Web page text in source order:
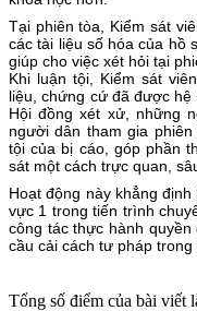
Tại phiên tòa, Kiểm sát
các tài liệu số hóa của hồ
giúp cho việc xét hỏi tại
Khi luận tội, Kiểm sát
liệu, chứng cứ đã được
Hội đồng xét xử, những
người dân tham gia
tội của bị cáo, góp phần
sát một cách trực quan,
Hoạt động này khẳng
vực 1 trong tiến trình
công tác thực hành
cầu cải cách tư pháp trong
Tổng số điểm của bài viết